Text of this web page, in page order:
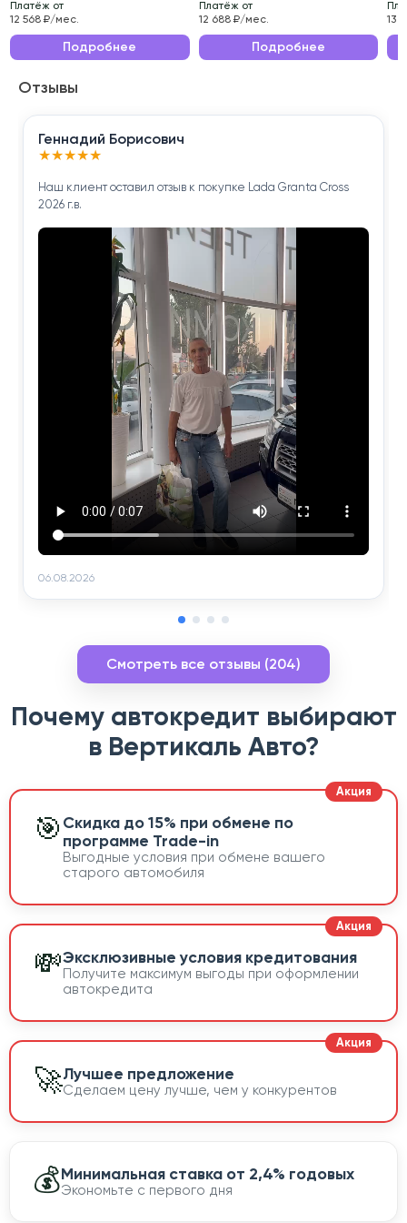
Эксплуатационные характеристики данного
автомобиля делают его идеальным выбором для
путешествий.
Приобретая Haval M6 2023 года , вы получаете
надёжного помощника для решения повседневных
Платёж от
12 568 ₽/мес.
Подробнее
Платёж от
12 688 ₽/мес.
Подробнее
13
Отзывы
Геннадий Борисович
★★★★★
Наш клиент оставил отзыв к покупке Lada Granta Cross
2026 г.в.
06.08.2026
Смотреть все отзывы (204)
Почему автокредит выбирают
в Вертикаль Авто?
🎯 Скидка до 15% при обмене по
программе Trade-in
Выгодные условия при обмене вашего
старого автомобиля
💸Эксклюзивные условия кредитования
Получите максимум выгоды при оформлении
автокредита
🚀Лучшее предложение
Сделаем цену лучше, чем у конкурентов
💰Минимальная ставка от 2,4% годовых
Экономьте с первого дня